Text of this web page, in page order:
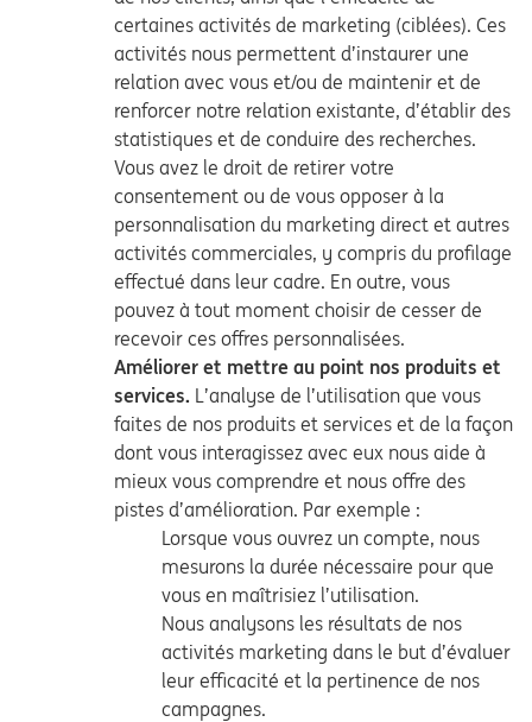
certaines activités de marketing (ciblées). Ces
activités nous permettent d’instaurer une
relation avec vous et/ou de maintenir et de
renforcer notre relation existante, d’établir des
statistiques et de conduire des recherches.
Vous avez le droit de retirer votre
consentement ou de vous opposer à la
personnalisation du marketing direct et autres
activités commerciales, y compris du profilage
effectué dans leur cadre. En outre, vous
pouvez à tout moment choisir de cesser de
recevoir ces offres personnalisées.
Améliorer et mettre au point nos produits et
services. L’analyse de l’utilisation que vous
faites de nos produits et services et de la façon
dont vous interagissez avec eux nous aide à
mieux vous comprendre et nous offre des
pistes d’amélioration. Par exemple :
Lorsque vous ouvrez un compte, nous
mesurons la durée nécessaire pour que
vous en maîtrisiez l’utilisation.
Nous analysons les résultats de nos
activités marketing dans le but d’évaluer
leur efficacité et la pertinence de nos
campagnes.